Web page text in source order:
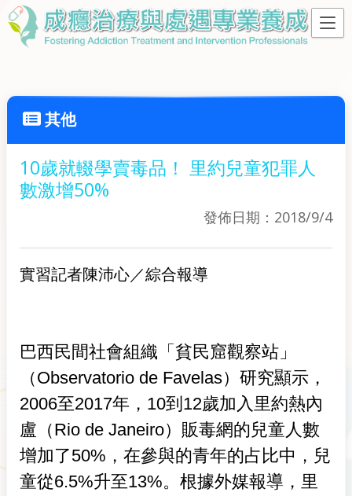
其他
10歲就輟學賣毒品！ 里約兒童犯罪人
數激增50%
發佈日期：2018/9/4
實習記者陳沛心／綜合報導
巴西民間社會組織「貧民窟觀察站」
（Observatorio de Favelas）研究顯示，
2006至2017年，10到12歲加入里約熱內
盧（Rio de Janeiro）販毒網的兒童人數
增加了50%，在參與的青年的占比中，兒
童從6.5%升至13%。根據外媒報導，里